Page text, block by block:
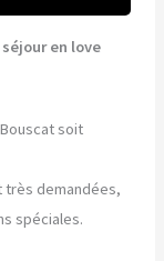
en love
soit
très demandées,
spéciales.